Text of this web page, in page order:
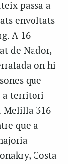
passa a
envoltats
A 16
de Nador,
on hi
que
a territori
Melilla 316
que a
Costa